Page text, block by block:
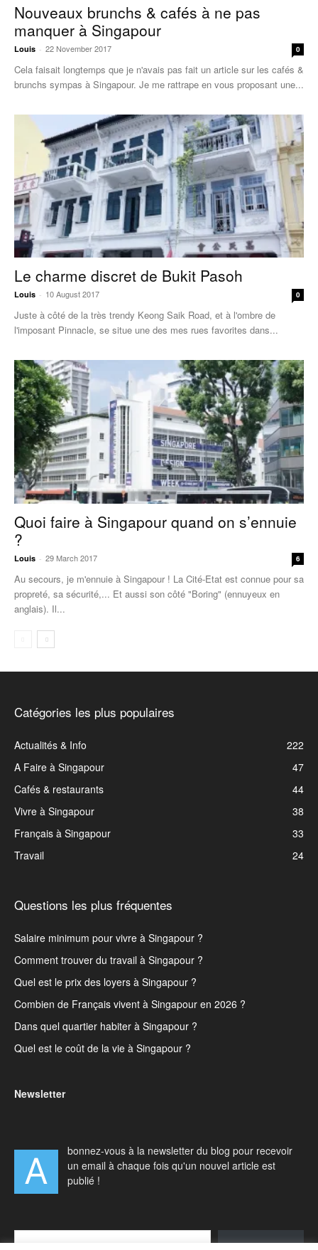
Nouveaux brunchs & cafés à ne pas
manquer à Singapour
Louis - 22 November 2017 0
Cela faisait longtemps que je n'avais pas fait un article sur les cafés &
brunchs sympas à Singapour. Je me rattrape en vous proposant une...
Le charme discret de Bukit Pasoh
Louis - 10 August 2017 0
Juste à côté de la très trendy Keong Saik Road, et à l'ombre de
l'imposant Pinnacle, se situe une des mes rues favorites dans...
Quoi faire à Singapour quand on s’ennuie
?
Louis - 29 March 2017 6
Au secours, je m'ennuie à Singapour ! La Cité-Etat est connue pour sa
propreté, sa sécurité,... Et aussi son côté "Boring" (ennuyeux en
anglais). Il...
Catégories les plus populaires
Actualités & Info
222
A Faire à Singapour
47
Cafés & restaurants
44
Vivre à Singapour
38
Français à Singapour
33
Travail
24
Questions les plus fréquentes
Salaire minimum pour vivre à Singapour ?
Comment trouver du travail à Singapour ?
Quel est le prix des loyers à Singapour ?
Combien de Français vivent à Singapour en 2026 ?
Dans quel quartier habiter à Singapour ?
Quel est le coût de la vie à Singapour ?
Newsletter
A
bonnez-vous à la newsletter du blog pour recevoir
un email à chaque fois qu'un nouvel article est
publié !
Type your email…